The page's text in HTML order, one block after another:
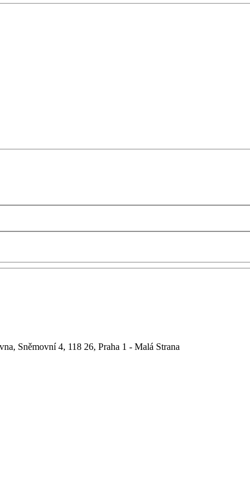
Sněmovní 4, 118 26, Praha 1 - Malá Strana